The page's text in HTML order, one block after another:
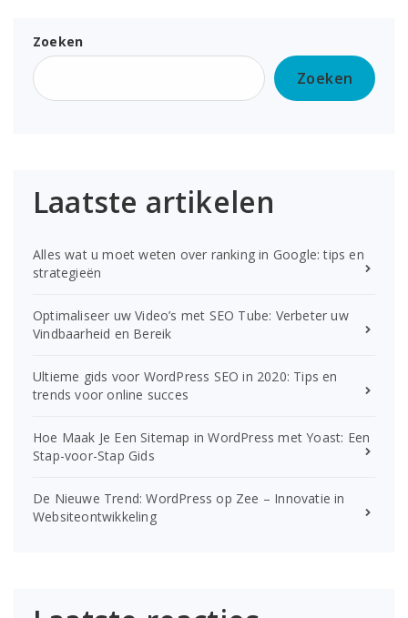
Zoeken
Zoeken
Laatste artikelen
Alles wat u moet weten over ranking in Google: tips en
strategieën
Optimaliseer uw Video’s met SEO Tube: Verbeter uw
Vindbaarheid en Bereik
Ultieme gids voor WordPress SEO in 2020: Tips en
trends voor online succes
Hoe Maak Je Een Sitemap in WordPress met Yoast: Een
Stap-voor-Stap Gids
De Nieuwe Trend: WordPress op Zee – Innovatie in
Websiteontwikkeling